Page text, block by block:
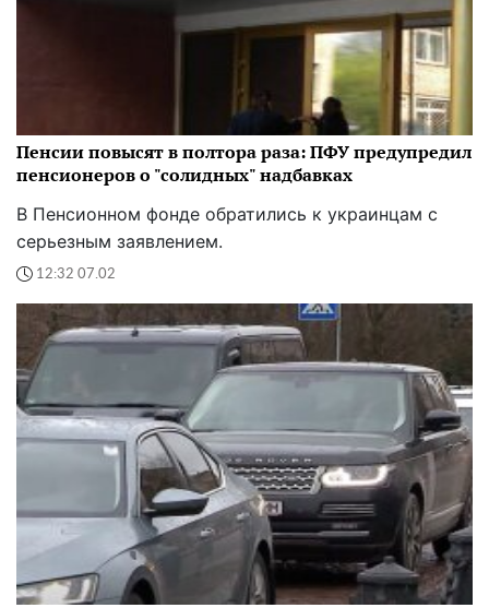
Пенсии повысят в полтора раза: ПФУ предупредил
пенсионеров о "солидных" надбавках
В Пенсионном фонде обратились к украинцам с
серьезным заявлением.
12:32 07.02